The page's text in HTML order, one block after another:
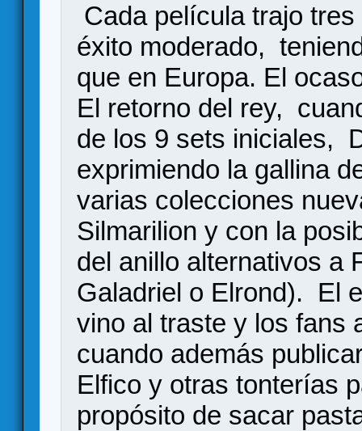
Cada película trajo
éxito moderado,
que en Europa. El
El retorno del rey,
de los 9 sets iniciales,
exprimiendo la gallina
varias colecciones
Silmarilion y con la
del anillo alternativos a
Galadriel o Elrond). El
vino al traste y los fans
cuando además
Elfico y otras tonterías
propósito de sacar